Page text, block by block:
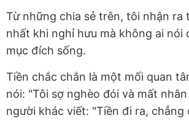
Từ những chia sẻ trên, tôi nhận ra
nhất khi nghỉ hưu mà không ai nói
mục đích sống.
Tiền chắc chắn là một mối quan
nói: "Tôi sợ nghèo đói và mất
người khác viết: "Tiền đi ra, chẳng